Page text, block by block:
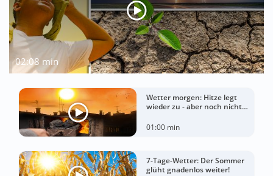
02:08 min
Wetter morgen: Hitze legt
wieder zu - aber noch nicht
01:00 min
7-Tage-Wetter: Der Sommer
glüht gnadenlos weiter!